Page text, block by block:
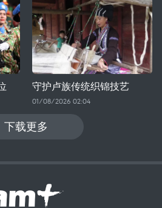
守护卢族传统织锦技艺
01/08/2026 02:04
下载更多